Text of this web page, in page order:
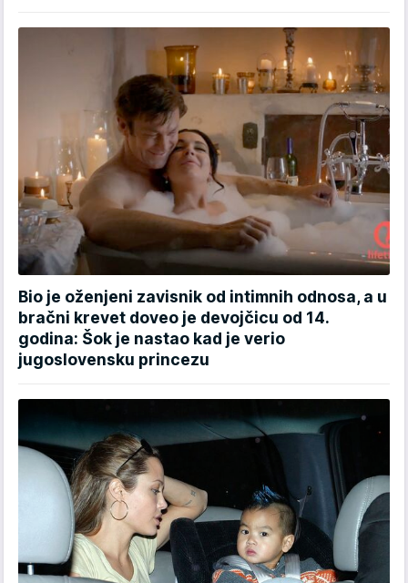
Bio je oženjeni zavisnik od intimnih odnosa, a u
bračni krevet doveo je devojčicu od 14.
godina: Šok je nastao kad je verio
jugoslovensku princezu